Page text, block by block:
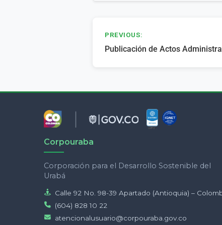
Navegación
de
PREVIOUS:
Publicación de Actos
Corpouraba
Corporación para el Desarrollo Sostenible del
Urabá
Calle 92 No. 98-39 Apartado (Antioquia) –
(604) 828 10 22
atencionalusuario@corpouraba.gov.co